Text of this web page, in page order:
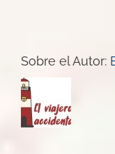
Sobre el Autor: